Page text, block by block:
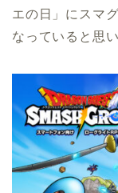
エの日」にスマ
なっていると思い